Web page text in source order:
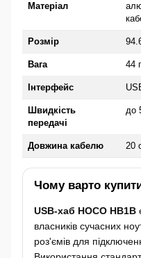
Матеріал
Розмір
Вага 44 г
Інтерфейс
Швидкість
передачі
до
Довжина кабелю 20
Чому варто
USB-хаб HOCO HB1B
власників сучасних
роз'ємів для